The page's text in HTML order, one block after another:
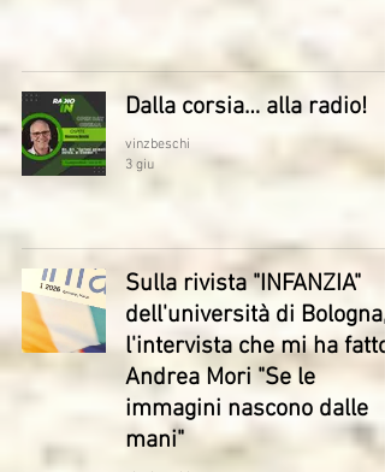
Dalla corsia… alla radio!
vinzbeschi
3 giu
Sulla rivista "INFANZIA"
dell'università di Bologna,
l'intervista che mi ha fatto
Andrea Mori "Se le
immagini nascono dalle
mani"